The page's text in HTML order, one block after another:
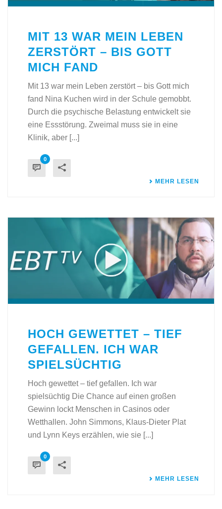
MIT 13 WAR MEIN LEBEN
ZERSTÖRT – BIS GOTT
MICH FAND
Mit 13 war mein Leben zerstört – bis Gott mich
fand Nina Kuchen wird in der Schule gemobbt.
Durch die psychische Belastung entwickelt sie
eine Essstörung. Zweimal muss sie in eine
Klinik, aber [...]
0
MEHR LESEN
HOCH GEWETTET – TIEF
GEFALLEN. ICH WAR
SPIELSÜCHTIG
Hoch gewettet – tief gefallen. Ich war
spielsüchtig Die Chance auf einen großen
Gewinn lockt Menschen in Casinos oder
Wetthallen. John Simmons, Klaus-Dieter Plat
und Lynn Keys erzählen, wie sie [...]
0
MEHR LESEN